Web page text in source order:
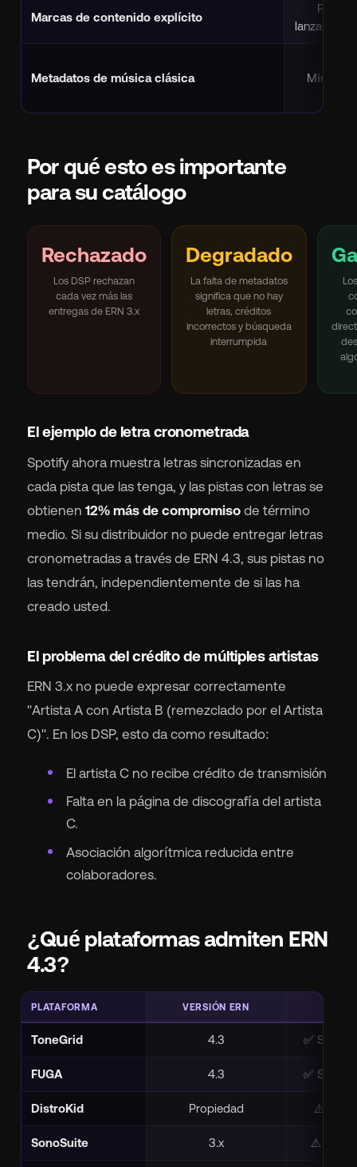
Marcas de contenido explícito
Por
Metadatos de música clásica Mínimo
Por qué esto es importante
para su catálogo
Rechazado
Los DSP rechazan
cada vez más las
entregas de ERN 3.x
Degradado
La falta de metadatos
significa que no hay
letras, créditos
incorrectos y búsqueda
interrumpida
El ejemplo de letra cronometrada
Spotify ahora muestra letras sincronizadas en
cada pista que las tenga, y las pistas con letras se
obtienen 12% más de compromiso de término
medio. Si su distribuidor no puede entregar letras
cronometradas a través de ERN 4.3, sus pistas no
las tendrán, independientemente de si las ha
creado usted.
El problema del crédito de múltiples artistas
ERN 3.x no puede expresar correctamente
"Artista A con Artista B (remezclado por el Artista
C)". En los DSP, esto da como resultado:
El artista C no recibe crédito de transmisión
Falta en la página de discografía del artista
C.
Asociación algorítmica reducida entre
colaboradores.
¿Qué plataformas admiten ERN
4.3?
PLATAFORMA VERSIÓN ERN
ToneGrid 4.3 ✅
FUGA 4.3 ✅
DistroKid Propiedad ⚠️ Sin
SonoSuite 3.x ⚠️